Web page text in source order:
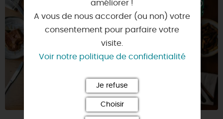
améliorer !
A vous de nous accorder (ou non) votre
consentement pour parfaire votre
visite.
Voir notre politique de confidentialité
Je refuse
Choisir